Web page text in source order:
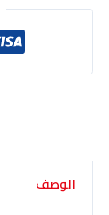
الوصف